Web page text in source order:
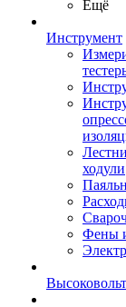
Ещё
Инструмент
ходули
Фены